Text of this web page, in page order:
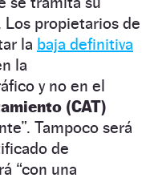
propietarios de
la baja definitiva
la
y no en el
(CAT)
Tampoco será
de
“con una